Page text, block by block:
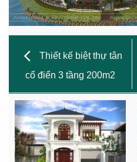
Thiết kế biệt thự tân
cổ điển 3 tầng 200m2